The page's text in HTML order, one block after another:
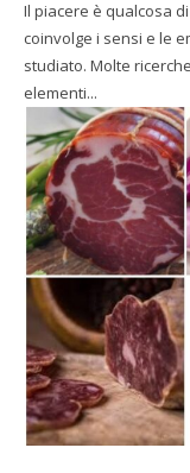
Il piacere è qualcosa
coinvolge i sensi e le
studiato. Molte
elementi...